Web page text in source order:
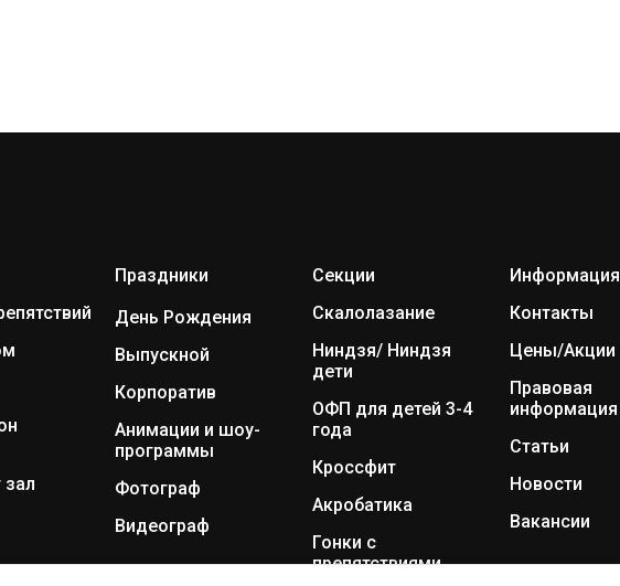
зал
Праздники
День Рождения
Выпускной
Корпоратив
Анимации и шоу-
программы
Фотограф
Видеограф
Секции
Скалолазание
Ниндзя/ Ниндзя
дети
ОФП для детей 3-4
года
Кроссфит
Акробатика
Гонки с
препятствиями
Информация
Контакты
Цены/Акции
Правовая
информация
Статьи
Новости
Вакансии